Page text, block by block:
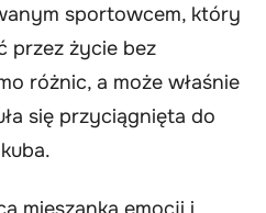
sportowcem, który
przez życie bez
różnic, a może właśnie
się przyciągnięta do